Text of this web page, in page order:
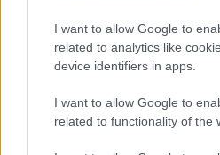
I want to allow Google to
related to analytics like
device identifiers in apps.
I want to allow Google to
related to functionality of the